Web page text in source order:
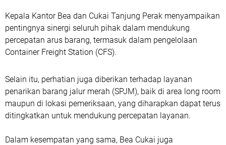
Kepala Kantor Bea dan Cukai Tanjung Perak menyampaikan
pentingnya sinergi seluruh pihak dalam mendukung
percepatan arus barang, termasuk dalam pengelolaan
Container Freight Station (CFS).
Selain itu, perhatian juga diberikan terhadap layanan
penarikan barang jalur merah (SPJM), baik di area long room
maupun di lokasi pemeriksaan, yang diharapkan dapat terus
ditingkatkan untuk mendukung percepatan layanan.
Dalam kesempatan yang sama, Bea Cukai juga